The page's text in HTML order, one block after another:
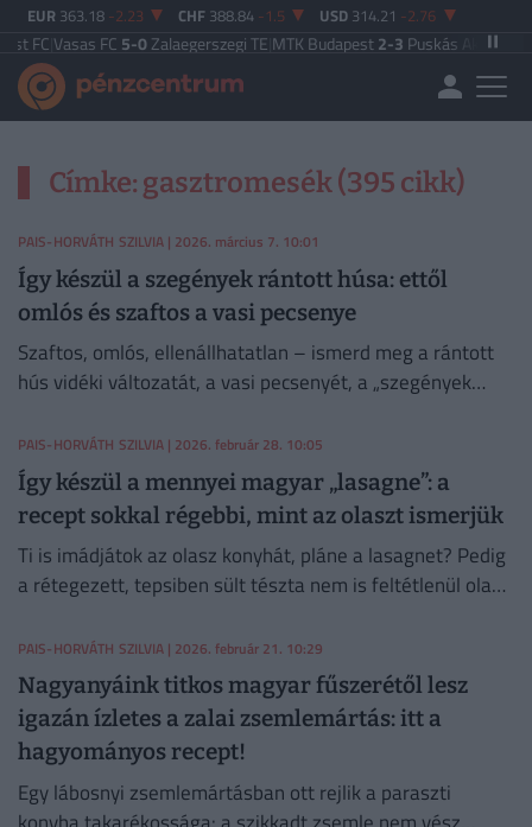
EUR 363.18 -2.23 CHF 388.84 -1.5 USD 314.21 -2.76
FC|Vasas FC 5-0Zalaegerszegi TE|MTK Budapest2-3Puskás Akadémia
Címke: gasztromesék (395 cikk)
PAIS-HORVÁTH SZILVIA | 2026. március 7. 10:01
Így készül a szegények rántott húsa: ettől
omlós és szaftos a vasi pecsenye
Szaftos, omlós, ellenállhatatlan – ismerd meg a rántott
hús vidéki változatát, a vasi pecsenyét, a „szegények
PAIS-HORVÁTH SZILVIA | 2026. február 28. 10:05
Így készül a mennyei magyar „lasagne”: a
recept sokkal régebbi, mint az olaszt ismerjük
Ti is imádjátok az olasz konyhát, pláne a lasagnet? Pedig
a rétegezett, tepsiben sült tészta nem is feltétlenül olasz
PAIS-HORVÁTH SZILVIA | 2026. február 21. 10:29
Nagyanyáink titkos magyar fűszerétől lesz
igazán ízletes a zalai zsemlemártás: itt a
hagyományos recept!
Egy lábosnyi zsemlemártásban ott rejlik a paraszti